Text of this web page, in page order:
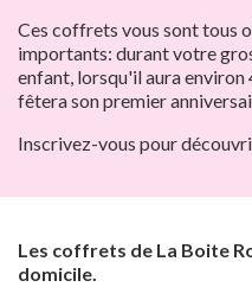
Ces coffrets vous sont tous
importants: durant votre
enfant, lorsqu'il aura
fêtera son premier
Inscrivez-vous pour
Les coffrets de La Boite
domicile.